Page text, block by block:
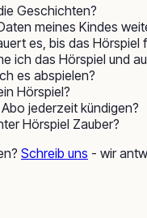
Geschichten?
meines Kindes
es, bis das Hörspiel
ich das Hörspiel und
es abspielen?
Hörspiel?
jederzeit kündigen?
Hörspiel Zauber?
Schreib uns - wir